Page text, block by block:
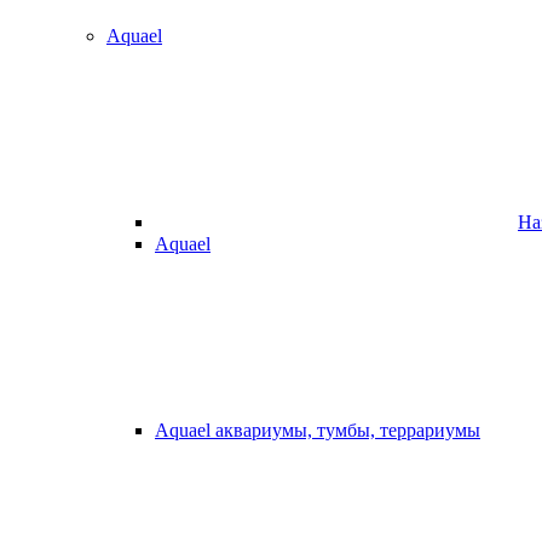
Aquael
Aquael
Aquael аквариумы, тумбы, террариумы